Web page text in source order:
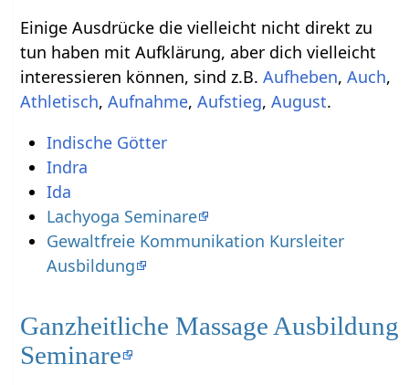
Einige Ausdrücke die vielleicht nicht direkt zu
tun haben mit Aufklärung‏‎, aber dich vielleicht
interessieren können, sind z.B.
,
,
, , ,
.
Indische Götter
Indra
Ida
Lachyoga Seminare
Gewaltfreie Kommunikation Kursleiter
Ausbildung
Ganzheitliche Massage Ausbildung
Seminare